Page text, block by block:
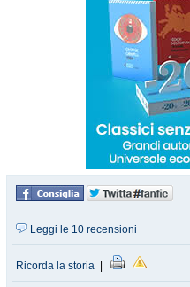
Leggi le 10 recensioni
Ricorda la storia